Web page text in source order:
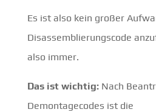
Es ist also kein großer
Disassemblierungscode
also immer.
Das ist wichtig: Nach
Demontagecodes ist die